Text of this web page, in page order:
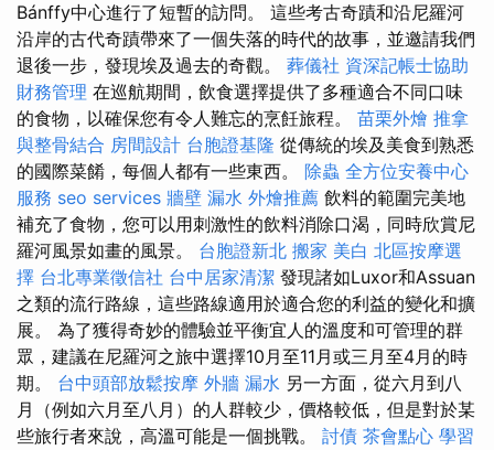
Bánffy中心進行了短暫的訪問。 這些考古奇蹟和沿尼羅河
沿岸的古代奇蹟帶來了一個失落的時代的故事，並邀請我們
退後一步，發現埃及過去的奇觀。 葬儀社 資深記帳士協助
財務管理 在巡航期間，飲食選擇提供了多種適合不同口味
的食物，以確保您有令人難忘的烹飪旅程。 苗栗外燴 推拿
與整骨結合 房間設計 台胞證基隆 從傳統的埃及美食到熟悉
的國際菜餚，每個人都有一些東西。 除蟲 全方位安養中心
服務 seo services 牆壁 漏水 外燴推薦 飲料的範圍完美地
補充了食物，您可以用刺激性的飲料消除口渴，同時欣賞尼
羅河風景如畫的風景。 台胞證新北 搬家 美白 北區按摩選
擇 台北專業徵信社 台中居家清潔 發現諸如Luxor和Assuan
之類的流行路線，這些路線適用於適合您的利益的變化和擴
展。 為了獲得奇妙的體驗並平衡宜人的溫度和可管理的群
眾，建議在尼羅河之旅中選擇10月至11月或三月至4月的時
期。 台中頭部放鬆按摩 外牆 漏水 另一方面，從六月到八
月（例如六月至八月）的人群較少，價格較低，但是對於某
些旅行者來說，高溫可能是一個挑戰。 討債 茶會點心 學習